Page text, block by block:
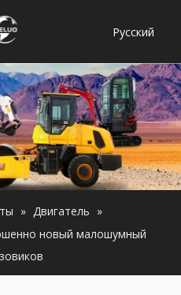
Pусский
Bahasa
indonesia
Türk dili
ไทย
Italiano
Deutsch
Español
» Двигатель »
новый малошумный